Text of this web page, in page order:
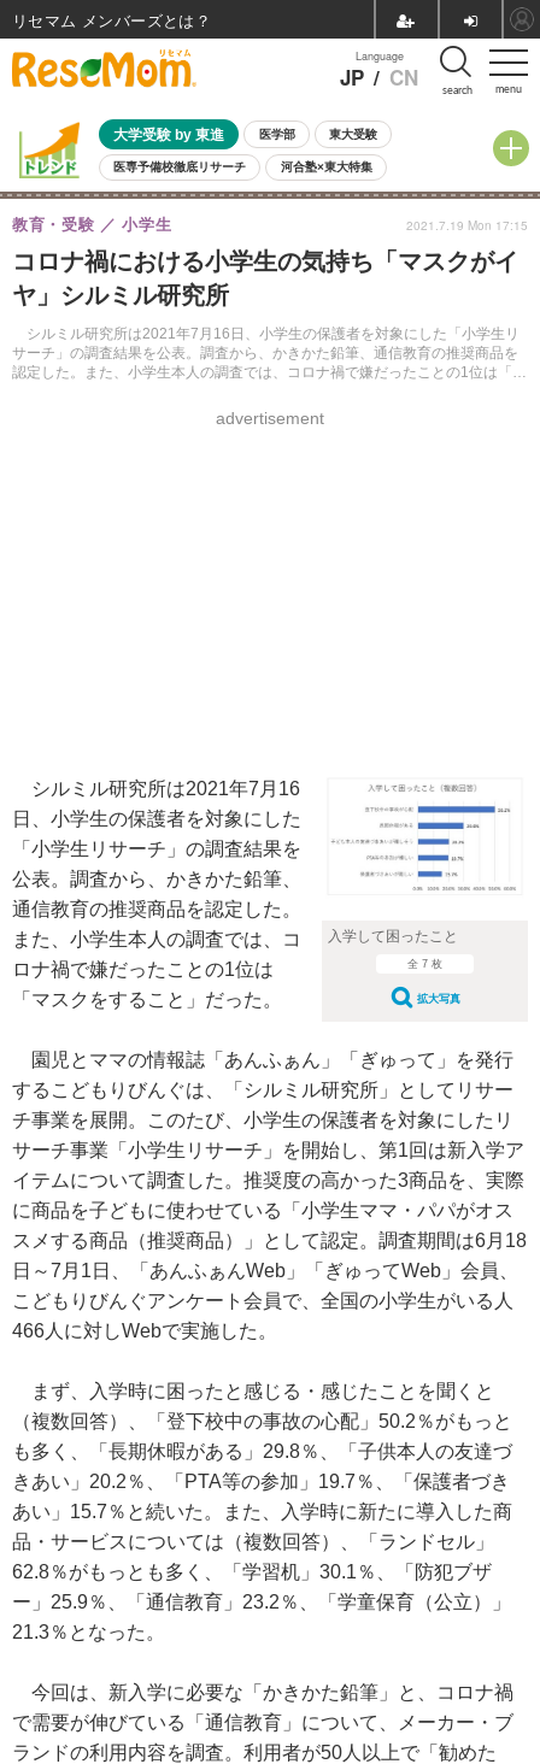
menu
Language
JP / CN search
大学受験 by 東進 医学部 東大受験
医専予備校徹底リサーチ 河合塾×東大特集
親子で考える大学選び 高校受験 中学受験 小学校受験
共通テスト 夏休み
8月開催イベント・WS 全国公立高校 過去問 人気記事
自由研究教材（小学生向け） 自由研究教材（中学生向け）
コロナ禍における小学生の気持ち「マスクがイ
ヤ」シルミル研究所
シルミル研究所は2021年7月16日、小学生の保護者を対象にした「小学生リ
サーチ」の調査結果を公表。調査から、かきかた鉛筆、通信教育の推奨商品を
認定した。また、小学生本人の調査では、コロナ禍で嫌だったことの1位は「マ
教育・受験 小学生
advertisement
2021.7.19 Mon 17:15
入学して困ったこと
全 7 枚
拡大写真
シルミル研究所は2021年7月16
日、小学生の保護者を対象にした
「小学生リサーチ」の調査結果を
公表。調査から、かきかた鉛筆、
通信教育の推奨商品を認定した。
また、小学生本人の調査では、コ
ロナ禍で嫌だったことの1位は
「マスクをすること」だった。
園児とママの情報誌「あんふぁん」「ぎゅって」を発行
するこどもりびんぐは、「シルミル研究所」としてリサー
チ事業を展開。このたび、小学生の保護者を対象にしたリ
サーチ事業「小学生リサーチ」を開始し、第1回は新入学ア
イテムについて調査した。推奨度の高かった3商品を、実際
に商品を子どもに使わせている「小学生ママ・パパがオス
スメする商品（推奨商品）」として認定。調査期間は6月18
日～7月1日、「あんふぁんWeb」「ぎゅってWeb」会員、
こどもりびんぐアンケート会員で、全国の小学生がいる人
466人に対しWebで実施した。
まず、入学時に困ったと感じる・感じたことを聞くと
（複数回答）、「登下校中の事故の心配」50.2％がもっと
も多く、「長期休暇がある」29.8％、「子供本人の友達づ
きあい」20.2％、「PTA等の参加」19.7％、「保護者づき
あい」15.7％と続いた。また、入学時に新たに導入した商
品・サービスについては（複数回答）、「ランドセル」
62.8％がもっとも多く、「学習机」30.1％、「防犯ブザ
ー」25.9％、「通信教育」23.2％、「学童保育（公立）」
21.3％となった。
今回は、新入学に必要な「かきかた鉛筆」と、コロナ禍
で需要が伸びている「通信教育」について、メーカー・ブ
ランドの利用内容を調査。利用者が50人以上で「勧めた
リセマム メンバーズ